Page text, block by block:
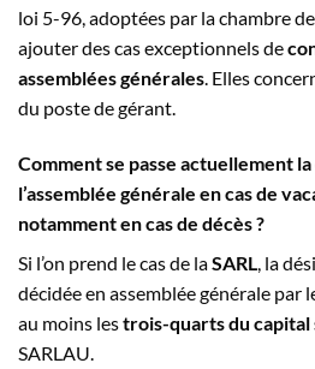
loi 5-96, adoptées par la chambre
ajouter des cas exceptionnels de
assemblées générales. Elles
du poste de gérant.
Comment se passe actuellement
l’assemblée générale en cas de
notamment en cas de décès ?
Si l’on prend le cas de laSARL , la
décidée en assemblée générale par
au moins lestrois-quarts du capital
SARLAU.